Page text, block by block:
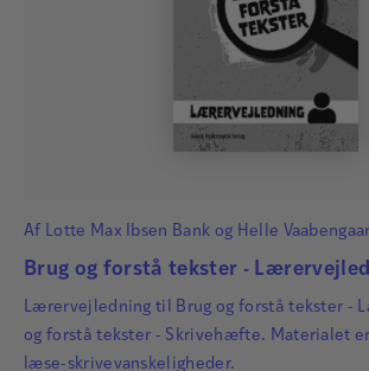
Af Lotte Max Ibsen Bank og Helle
Brug og forstå tekster -
Lærervejledning til Brug og forstå tekster -
og forstå tekster - Skrivehæfte. Materialet
læse-skrivevanskeligheder.